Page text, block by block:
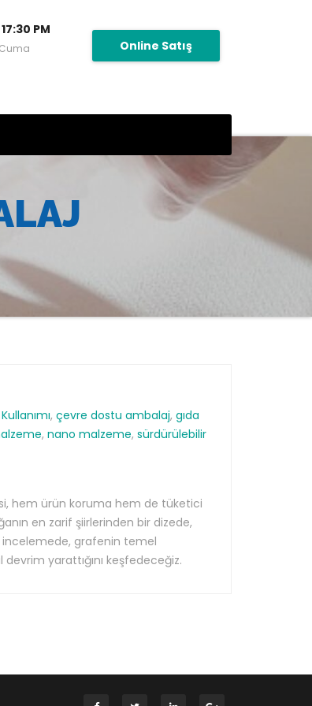
PM
Online Satış
, çevre dostu ambalaj, gıda
, nano malzeme, sürdürülebilir
hem ürün koruma hem de tüketici
en zarif şiirlerinden bir dizede,
incelemede, grafenin temel
yarattığını keşfedeceğiz.